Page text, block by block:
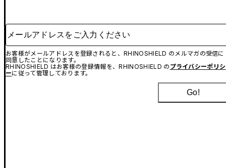
メールアドレスをご入力ください
お客様がメールアドレスを登録されると、RHINOSHIELD のメルマガの受信に
同意したことになります。
RHINOSHIELD はお客様の登録情報を、RHINOSHIELD の プライバシーポリシ
ーに従って管理しております。
Go!